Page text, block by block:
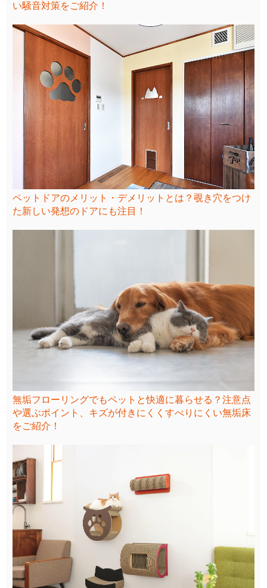
い騒音対策をご紹介！
ペットドアのメリット・デメリットとは？覗き穴をつけ
た新しい発想のドアにも注目！
無垢フローリングでもペットと快適に暮らせる？注意点
や選ぶポイント、キズが付きにくくすべりにくい無垢床
をご紹介！